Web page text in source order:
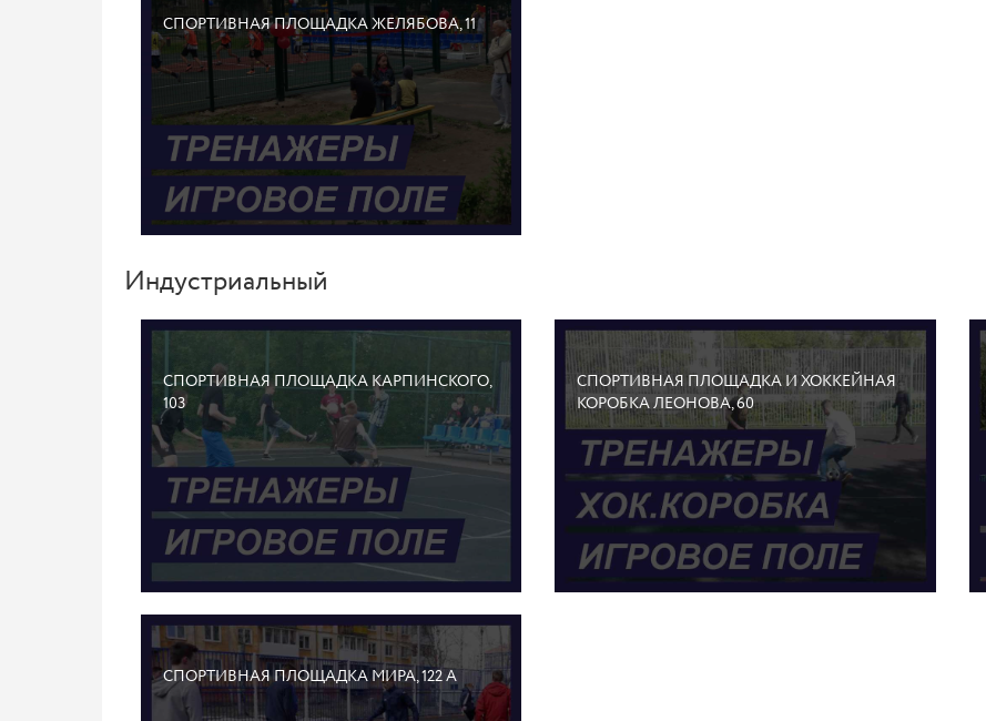
СПОРТИВНАЯ ПЛОЩАДКА ЖЕЛЯБОВА, 11
Индустриальный
СПОРТИВНАЯ ПЛОЩАДКА КАРПИНСКОГО,
103
СПОРТИВНАЯ ПЛОЩАДКА И ХОККЕЙНАЯ
КОРОБКА ЛЕОНОВА, 60
СПОРТИВНАЯ ПЛОЩАДКА МИРА, 122 А